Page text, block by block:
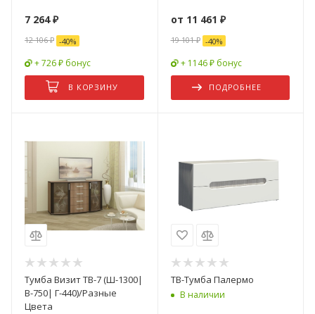
7 264₽
12 106₽ -40%
+ 726 ₽ бонус
В КОРЗИНУ
от 11 461 ₽
19 101 ₽ -40%
+ 1146 ₽ бонус
ПОДРОБНЕЕ
Тумба Визит ТВ-7 (Ш-1300|
В-750| Г-440)/Разные
Цвета
ТВ-Тумба Палермо
В наличии